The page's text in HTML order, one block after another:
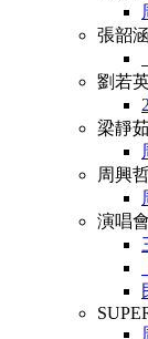
張韶涵
劉若
梁靜
周興
演唱